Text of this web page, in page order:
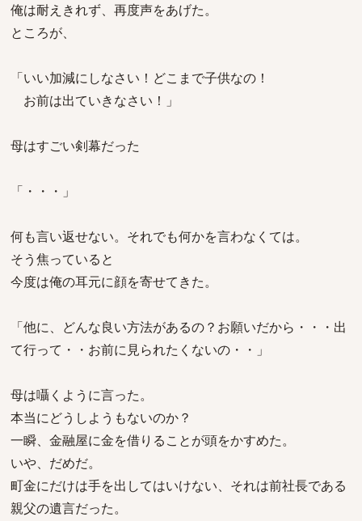
俺は耐えきれず、再度声をあげた。
ところが、
「いい加減にしなさい！どこまで子供なの！
お前は出ていきなさい！」
母はすごい剣幕だった
「・・・」
何も言い返せない。それでも何かを言わなくては。
そう焦っていると
今度は俺の耳元に顔を寄せてきた。
「他に、どんな良い方法があるの？お願いだから・・・出
て行って・・お前に見られたくないの・・」
母は囁くように言った。
本当にどうしようもないのか？
一瞬、金融屋に金を借りることが頭をかすめた。
いや、だめだ。
町金にだけは手を出してはいけない、それは前社長である
親父の遺言だった。